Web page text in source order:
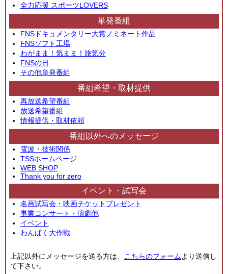
全力応援 スポーツLOVERS
単発番組
FNSドキュメンタリー大賞ノミネート作品
FNSソフト工場
わがまま！気まま！旅気分
FNSの日
その他単発番組
番組希望・取材提供
再放送希望番組
放送希望番組
情報提供・取材依頼
番組以外へのメッセージ
電波・技術関係
TSSホームページ
WEB SHOP
Thank you for zero
イベント・試写会
名画試写会・映画チケットプレゼント
事業コンサート・演劇他
イベント
わんぱく大作戦
上記以外にメッセージを送る方は、 こちらのフォームより送信し
て下さい。